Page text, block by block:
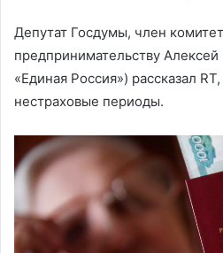
Депутат Госдумы, член
предпринимательству
«Единая Россия») рассказал
нестраховые периоды.